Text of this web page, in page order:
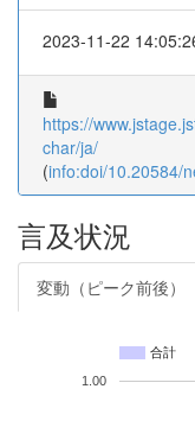
2023-11-22
https://
char/ja/
(info:doi/10.20584/
言及状況
変動（ピーク前後）
合計
1.00